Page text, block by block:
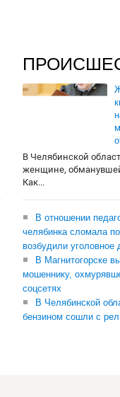
В Челябинской
женщине,
Как...
В отношении
челябинка сломала
возбудили уголовное
В Магнитогорске
мошеннику,
соцсетях
В Челябинской
бензином сошли с